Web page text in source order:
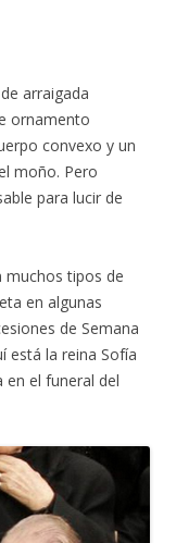
arraigada
ornamento
convexo y un
moño. Pero
para lucir de
muchos tipos de
en algunas
de Semana
está la reina Sofía
en el funeral del